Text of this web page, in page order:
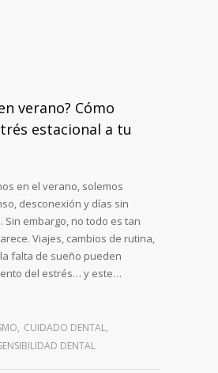
verano? Cómo
estacional a tu
en el verano, solemos
desconexión y días sin
Sin embargo, no todo es tan
Viajes, cambios de rutina,
falta de sueño pueden
del estrés… y este…
, CUIDADO DENTAL,
DENTAL